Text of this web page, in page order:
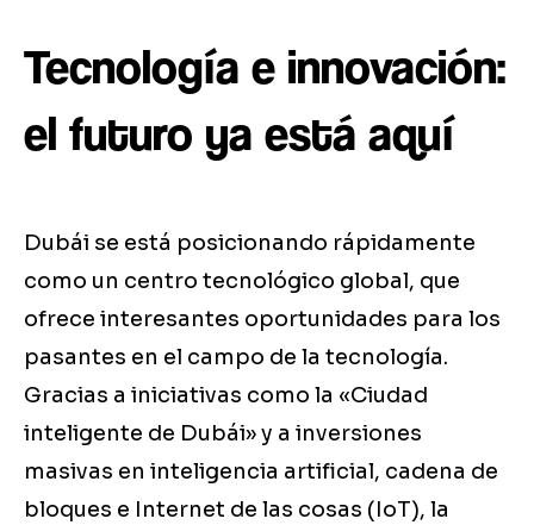
Tecnología e innovación:
el futuro ya está aquí
Dubái se está posicionando rápidamente
como un centro tecnológico global, que
ofrece interesantes oportunidades para los
pasantes en el campo de la tecnología.
Gracias a iniciativas como la «Ciudad
inteligente de Dubái» y a inversiones
masivas en inteligencia artificial, cadena de
bloques e Internet de las cosas (IoT), la